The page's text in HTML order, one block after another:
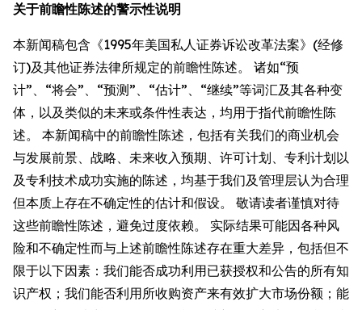
关于前瞻性陈述的警示性说明
本新闻稿包含《1995年美国私人证券诉讼改革法案》(经修
订)及其他证券法律所规定的前瞻性陈述。 诸如“预
计”、“将会”、“预测”、“估计”、“继续”等词汇及其各种变
体，以及类似的未来或条件性表达，均用于指代前瞻性陈
述。 本新闻稿中的前瞻性陈述，包括有关我们的商业机会
与发展前景、战略、未来收入预期、许可计划、专利计划以
及专利技术成功实施的陈述，均基于我们及管理层认为合理
但本质上存在不确定性的估计和假设。 敬请读者谨慎对待
这些前瞻性陈述，避免过度依赖。 实际结果可能因各种风
险和不确定性而与上述前瞻性陈述存在重大差异，包括但不
限于以下因素：我们能否成功利用已获授权和公告的所有知
识产权；我们能否利用所收购资产来有效扩大市场份额；能